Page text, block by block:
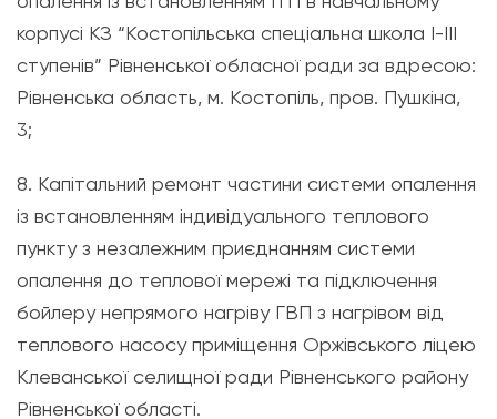
корпусі КЗ “Костопільська спеціальна школа І-ІІІ
ступенів” Рівненської обласної ради за вдресою:
Рівненська область, м. Костопіль, пров. Пушкіна,
3;
8. Капітальний ремонт частини системи опалення
із встановленням індивідуального теплового
пункту з незалежним приєднанням системи
опалення до теплової мережі та підключення
бойлеру непрямого нагріву ГВП з нагрівом від
теплового насосу приміщення Оржівського ліцею
Клеванської селищної ради Рівненського району
Рівненської області.